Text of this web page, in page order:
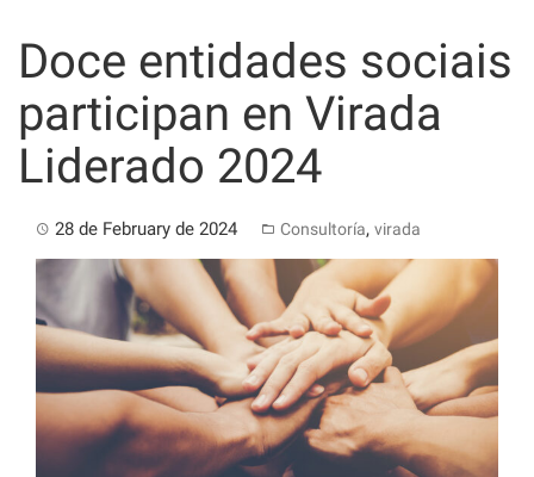
content
Doce entidades sociais
participan en Virada
Liderado 2024
28 de February de 2024 Consultoría, virada